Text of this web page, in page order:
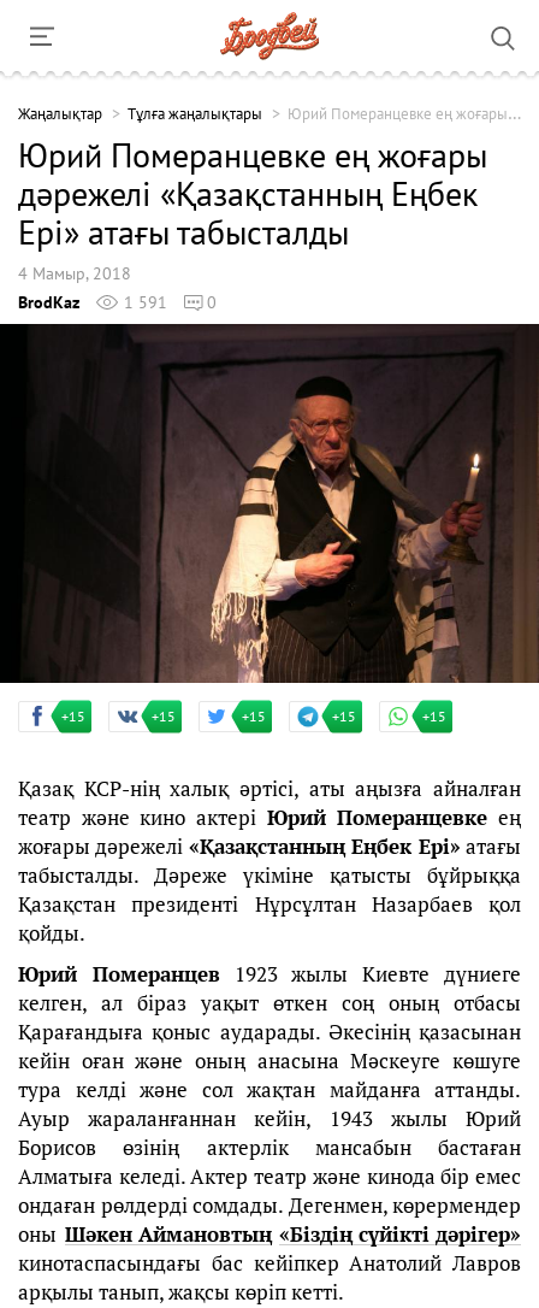
Жаңалықтар Тұлға жаңалықтары Юрий Померанцевке ең жоғары дәрежелі «Қазақстанның Еңбек Ері» атағы табысталды
Юрий Померанцевке ең жоғары
дәрежелі «Қазақстанның Еңбек
Ері» атағы табысталды
4 Мамыр, 2018
BrodKaz
1 591 0
+15 +15 +15 +15 +15
Қазақ КСР-нің халық әртісі, аты аңызға айналған
театр және кино актері Юрий Померанцевке ең
жоғары дәрежелі «Қазақстанның Еңбек Ері» атағы
табысталды. Дәреже үкіміне қатысты бұйрыққа
Қазақстан президенті Нұрсұлтан Назарбаев қол
қойды.
Юрий Померанцев1923 жылы Киевте дүниеге
келген, ал біраз уақыт өткен соң оның отбасы
Қарағандыға қоныс аударады. Әкесінің қазасынан
кейін оған және оның анасына Мәскеуге көшуге
тура келді және сол жақтан майданға аттанды.
Ауыр жараланғаннан кейін, 1943 жылы Юрий
Борисов өзінің актерлік мансабын бастаған
Алматыға келеді. Актер театр және кинода бір емес
ондаған рөлдерді сомдады. Дегенмен, көрермендер
оны Шәкен Аймановтың «Біздің сүйікті дәрігер»
кинотаспасындағы бас кейіпкер Анатолий Лавров
арқылы танып, жақсы көріп кетті.